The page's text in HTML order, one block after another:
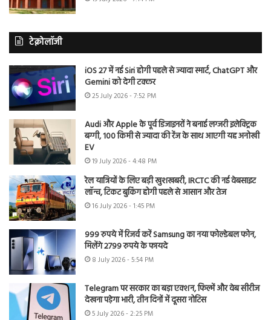
टेक्नोलॉजी
iOS 27 में नई Siri होगी पहले से ज्यादा स्मार्ट, ChatGPT और
Gemini को देगी टक्कर
25 July 2026 - 7:52 PM
Audi और Apple के पूर्व डिजाइनरों ने बनाई लग्जरी इलेक्ट्रिक
बग्गी, 100 किमी से ज्यादा की रेंज के साथ आएगी यह अनोखी
EV
19 July 2026 - 4:48 PM
रेल यात्रियों के लिए बड़ी खुशखबरी, IRCTC की नई वेबसाइट
लॉन्च, टिकट बुकिंग होगी पहले से आसान और तेज
16 July 2026 - 1:45 PM
999 रुपये में रिजर्व करें Samsung का नया फोल्डेबल फोन,
मिलेंगे 2799 रुपये के फायदे
8 July 2026 - 5:54 PM
Telegram पर सरकार का बड़ा एक्शन, फिल्में और वेब सीरीज
देखना पड़ेगा भारी, तीन दिनों में दूसरा नोटिस
5 July 2026 - 2:25 PM